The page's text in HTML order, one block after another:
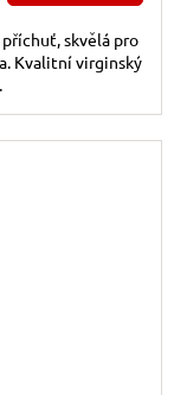
skvělá pro
Kvalitní virginský